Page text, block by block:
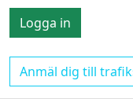
Anmäl dig till